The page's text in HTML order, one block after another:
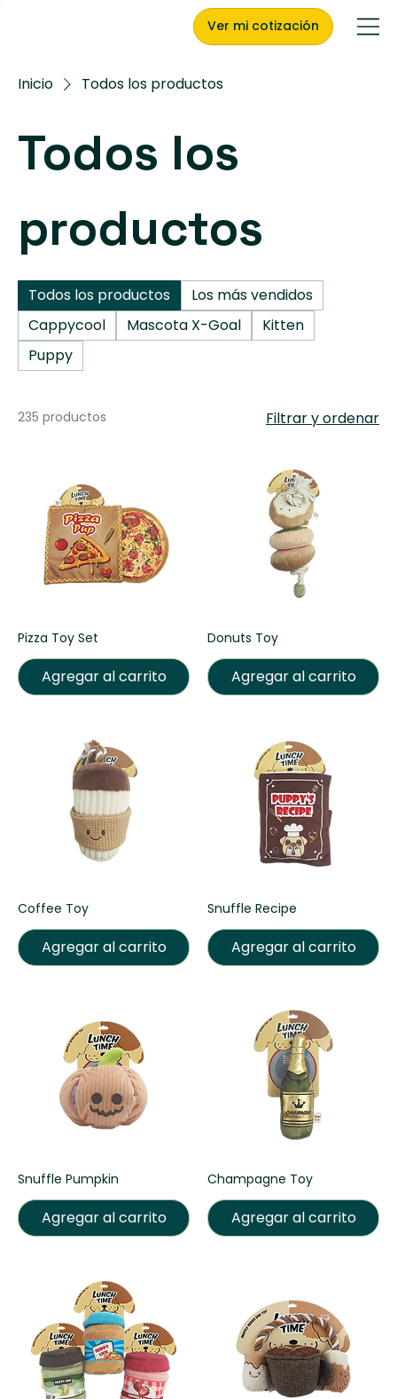
Ver mi cotización
Inicio Todos los productos
Todos los
productos
Todos los productos
Los más vendidos
Cappycool
Mascota X-Goal
Kitten
Puppy
235 productos Filtrar y ordenar
Pizza Toy Set
Agregar al carrito
Donuts Toy
Agregar al carrito
Coffee Toy
Agregar al carrito
Snuffle Recipe
Agregar al carrito
Snuffle Pumpkin
Agregar al carrito
Champagne Toy
Agregar al carrito